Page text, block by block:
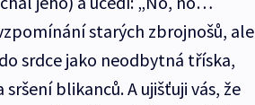
starých zbrojnošů, ale
srdce jako neodbytná tříska,
blikanců. A ujišťuji vás, že